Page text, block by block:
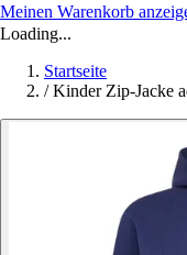
Meinen Warenkorb
Loading...
Startseite
/ Kinder Zip-Jacke